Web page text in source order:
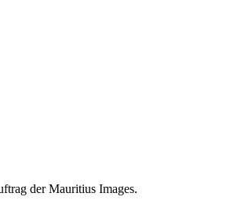
der Mauritius Images.